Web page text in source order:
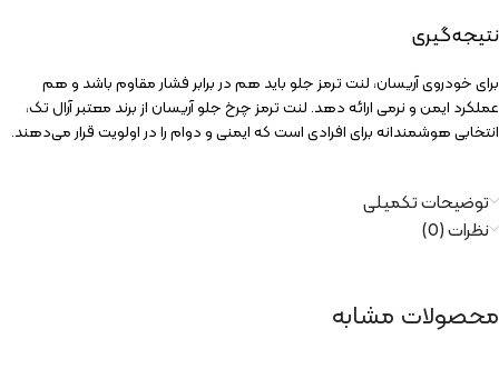
نتیجه‌گیری
برای خودروی آریسان، لنت ترمز جلو باید هم در برابر فشار مقاوم باشد و هم
عملکرد ایمن و نرمی ارائه دهد. لنت ترمز چرخ جلو آریسان از برند معتبر آرال تک،
انتخابی هوشمندانه برای افرادی است که ایمنی و دوام را در اولویت قرار می‌دهند.
توضیحات تکمیلی
نظرات (0)
محصولات مشابه